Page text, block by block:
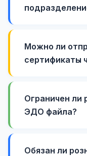
Можно ли
сертификаты
Ограничен ли
ЭДО файла?
Обязан ли